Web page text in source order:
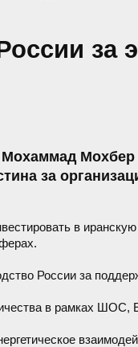
за
за
в
России за
в рамках